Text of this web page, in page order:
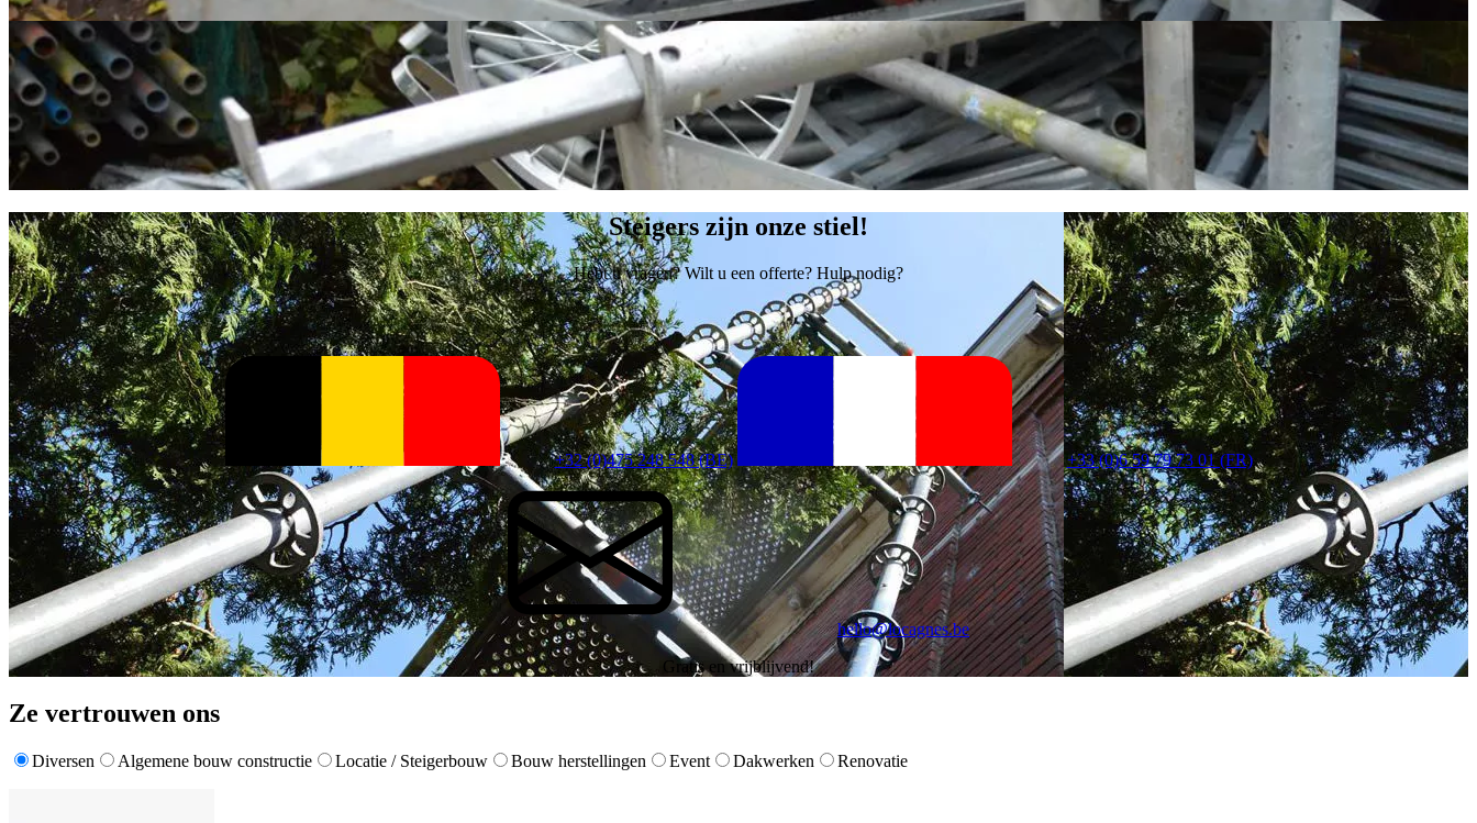
Steigers zijn onze stiel!
Hebt u vragen? Wilt u een offerte? Hulp nodig?
+32 (0)475 248 548 (BE) +33 (0)6 59 79 73 01 (FR)
hello@locagnes.be
Gratis en vrijblijvend!
Ze vertrouwen ons
Diversen Algemene bouw constructie Locatie / Steigerbouw Bouw herstellingen Event Dakwerken Renovatie